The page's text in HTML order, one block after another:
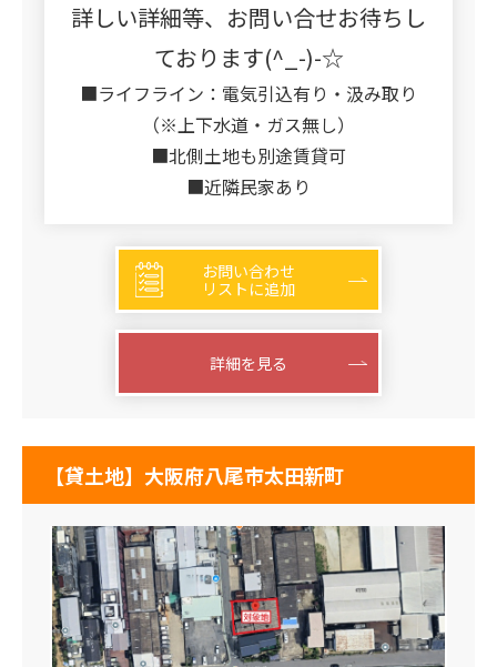
詳しい詳細等、お問い合せお待ちし
ております(^_-)-☆
■ライフライン：電気引込有り・汲み取り
（※上下水道・ガス無し）
■北側土地も別途賃貸可
■近隣民家あり
お問い合わせ
リストに追加
詳細を見る
【貸土地】大阪府八尾市太田新町